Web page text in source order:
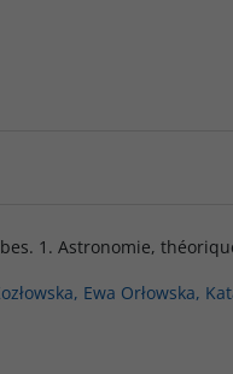
1. Astronomie,
Ewa Orłowska,